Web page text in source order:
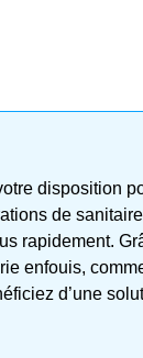
disposition
de
rapidement.
enfouis,
d’une